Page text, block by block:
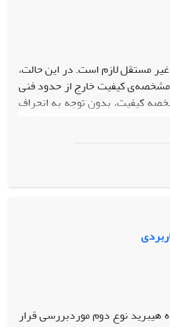
مستقل لازم است. در این حالت،
کیفیت خارج از حدود فنی
کیفیت، بدون توجه به انحراف
حدود فنی مشخصه‌ی کیفیت قرار
دو مشخصه‌ی کیفیت مورد
کنترل چند متغیره‌ی
شناخت اثر پارامترهای زمان و
در حالتی‌که دو مشخصه‌ی کیفیت
هیبرید نوع دوم مورد‌بررسی قرار